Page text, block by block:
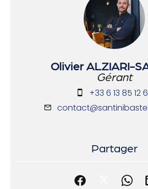
Olivier ALZIARI-
Gérant
+33 6 13 85 12
Partager